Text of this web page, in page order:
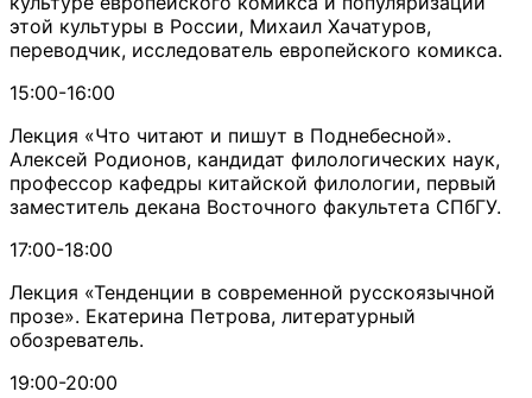
этой культуры в России, Михаил Хачатуров,
переводчик, исследователь европейского комикса.
15:00-16:00
Лекция «Что читают и пишут в Поднебесной».
Алексей Родионов, кандидат филологических наук,
профессор кафедры китайской филологии, первый
заместитель декана Восточного факультета СПбГУ.
17:00-18:00
Лекция «Тенденции в современной русскоязычной
прозе». Екатерина Петрова, литературный
обозреватель.
19:00-20:00